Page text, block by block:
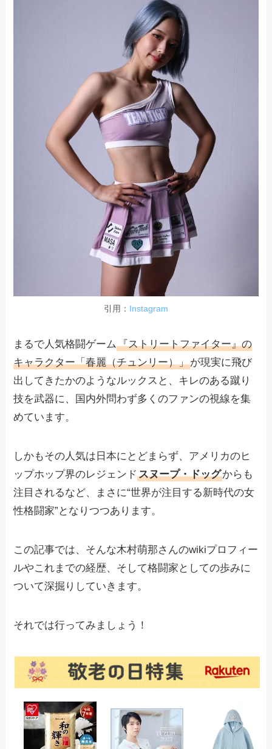
引用： Instagram
まるで人気格闘ゲーム『ストリートファイター』の
キャラクター「春麗（チュンリー）」が現実に飛び
出してきたかのようなルックスと、キレのある蹴り
技を武器に、国内外問わず多くのファンの視線を集
めています。
しかもその人気は日本にとどまらず、アメリカのヒ
ップホップ界のレジェンドスヌープ・ドッグからも
注目されるなど、まさに“世界が注目する新時代の女
性格闘家”となりつつあります。
この記事では、そんな木村萌那さんのwikiプロフィー
ルやこれまでの経歴、そして格闘家としての歩みに
ついて深掘りしていきます。
それでは行ってみましょう！